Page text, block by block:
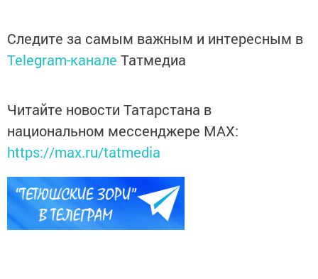
Следите за самым важным и интересным в
Telegram-канале Татмедиа
Читайте новости Татарстана в
национальном мессенджере MАХ:
https://max.ru/tatmedia